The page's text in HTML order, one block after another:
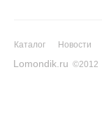
Каталог Новости
Lomondik.ru ©2012